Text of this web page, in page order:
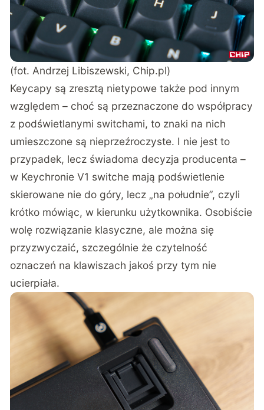
(fot. Andrzej Libiszewski, Chip.pl)
Keycapy są zresztą nietypowe także pod innym
względem – choć są przeznaczone do współpracy
z podświetlanymi switchami, to znaki na nich
umieszczone są nieprzeźroczyste. I nie jest to
przypadek, lecz świadoma decyzja producenta –
w Keychronie V1 switche mają podświetlenie
skierowane nie do góry, lecz „na południe”, czyli
krótko mówiąc, w kierunku użytkownika. Osobiście
wolę rozwiązanie klasyczne, ale można się
przyzwyczaić, szczególnie że czytelność
oznaczeń na klawiszach jakoś przy tym nie
ucierpiała.